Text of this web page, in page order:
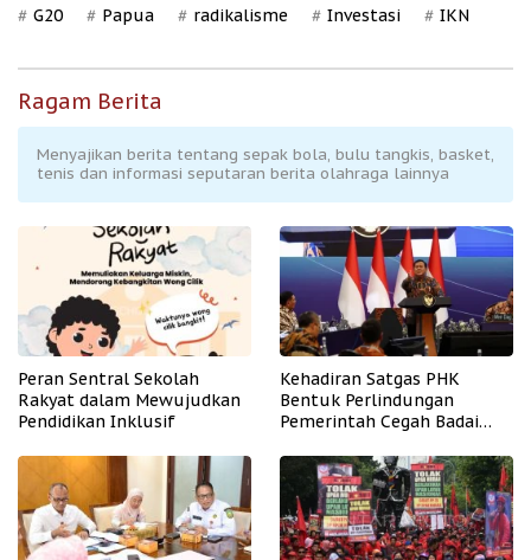
G20 Papua radikalisme Investasi IKN
Ragam Berita
Menyajikan berita tentang sepak bola, bulu tangkis, basket,
tenis dan informasi seputaran berita olahraga lainnya
Peran Sentral Sekolah
Rakyat dalam Mewujudkan
Pendidikan Inklusif
Kehadiran Satgas PHK
Bentuk Perlindungan
Pemerintah Cegah Badai